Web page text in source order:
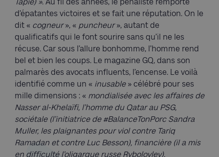
d’épatantes victoires et se fait une réputation. On le
dit « cogneur», « puncheur», autant de
qualificatifs qui le font sourire sans qu’il ne les
récuse. Car sous l’allure bonhomme, l’homme rend
bel et bien les coups. Le magazine GQ, dans son
palmarès des avocats influents, l’encense. Le voilà
identifié comme un « inusable» célébré pour ses
mille dimensions : « mondialisée avec les affaires de
Nasser al-Khelaïfi, l’homme du Qatar au PSG,
sociétale (l’initiatrice de #BalanceTonPorc Sandra
Muller, les plaignantes pour viol contre Tariq
Ramadan et contre Luc Besson), financière (il a mis
en difficulté l’oligarque russe Rybolovlev),